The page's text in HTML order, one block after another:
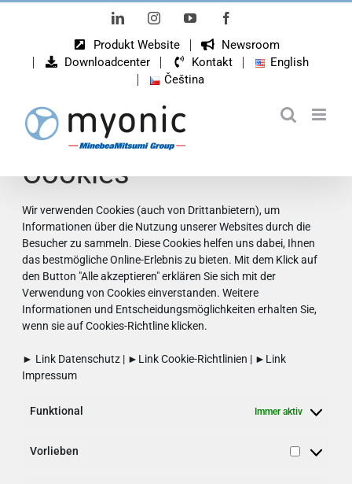
Cookie-Zustimmung
Verwendung von
Cookies
Wir verwenden Cookies (auch von Drittanbietern), um
Informationen über die Nutzung unserer Websites durch die
Besucher zu sammeln. Diese Cookies helfen uns dabei, Ihnen
das bestmögliche Online-Erlebnis zu bieten. Mit dem Klick auf
den Button "Alle akzeptieren" erklären Sie sich mit der
Verwendung von Cookies einverstanden. Weitere
Informationen und Entscheidungsmöglichkeiten erhalten Sie,
wenn sie auf Cookies-Richtline klicken.
► Link Datenschutz | ►LinkCookie-Richtlinien | ►Link
Impressum
Funktional Immer aktiv
Vorlieben
LinkedInInstagramYouTube
Produkt Website
Newsroom
Downloadcenter
Kontakt
English
Čeština